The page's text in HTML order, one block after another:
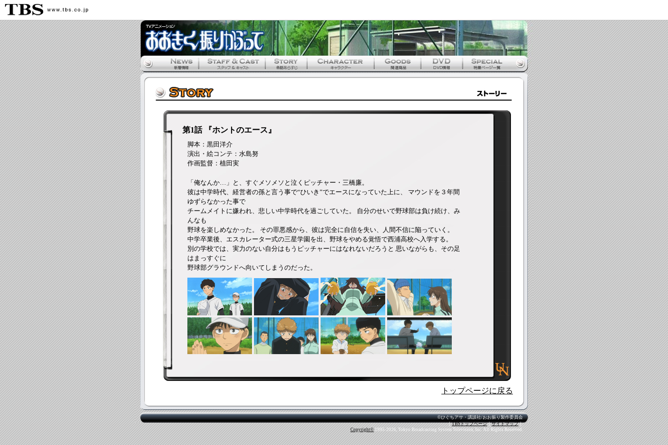
第1話 『ホントのエース』
脚本：黒田洋介
演出・絵コンテ：水島努
作画監督：植田実
「俺なんか…」と、すぐメソメソと泣くピッチャー・三橋廉。
彼は中学時代、経営者の孫と言う事で“ひいき”でエースになっていた上に、 マウンドを３年間
ゆずらなかった事で
チームメイトに嫌われ、悲しい中学時代を過ごしていた。 自分のせいで野球部は負け続け、み
んなも
野球を楽しめなかった。 その罪悪感から、彼は完全に自信を失い、人間不信に陥っていく。
中学卒業後、エスカレーター式の三星学園を出、野球をやめる覚悟で西浦高校へ入学する。
別の学校では、実力のない自分はもうピッチャーにはなれないだろうと 思いながらも、その足
はまっすぐに
野球部グラウンドへ向いてしまうのだった。
トップページに戻る
©ひぐちアサ・講談社/おお振り製作委員会
｜TBSトップページ｜サイトマップ｜
Copyright© 1995-2026, Tokyo Broadcasting System Television, Inc. All Rights Reserved.